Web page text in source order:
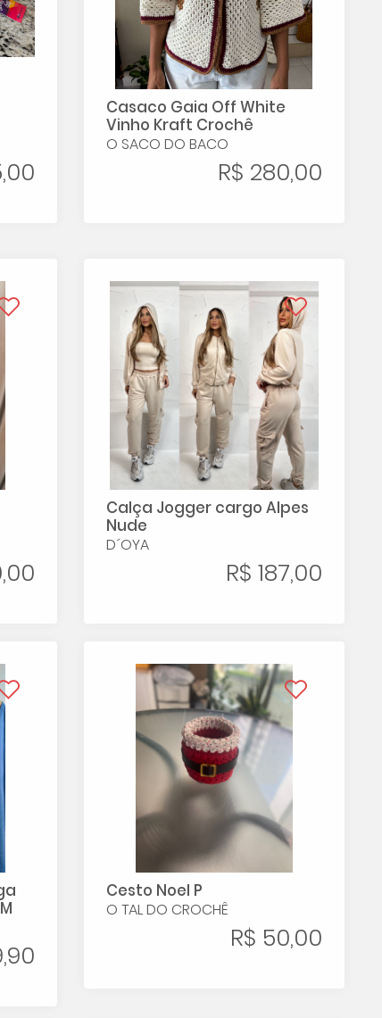
Casaco Gaia Off White
Vinho Kraft Crochê
O SACO DO BACO
R$ 280,00
Calça Jogger cargo Alpes
Nude
D´OYA
R$ 187,00
Cesto Noel P
O TAL DO CROCHÊ
R$ 50,00